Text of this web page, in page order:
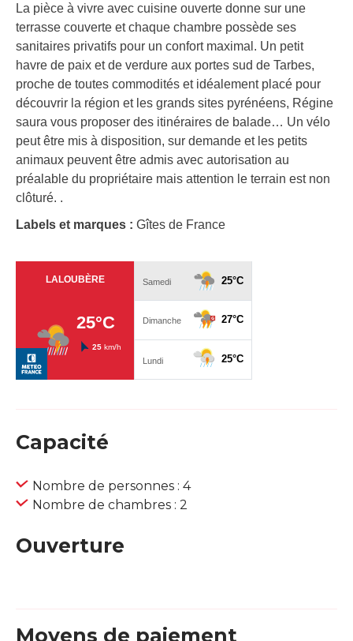
La pièce à vivre avec cuisine ouverte donne sur une
terrasse couverte et chaque chambre possède ses
sanitaires privatifs pour un confort maximal. Un petit
havre de paix et de verdure aux portes sud de Tarbes,
proche de toutes commodités et idéalement placé pour
découvrir la région et les grands sites pyrénéens, Régine
saura vous proposer des itinéraires de balade… Un vélo
peut être mis à disposition, sur demande et les petits
animaux peuvent être admis avec autorisation au
préalable du propriétaire mais attention le terrain est non
clôturé. .
Labels et marques : Gîtes de France
Capacité
Nombre de personnes : 4
Nombre de chambres : 2
Ouverture
Moyens de paiement